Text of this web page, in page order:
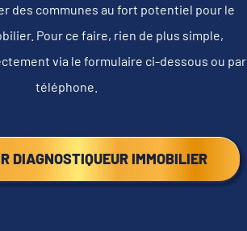
des communes au fort potentiel pour le
Pour ce faire, rien de plus simple,
via le formulaire ci-dessous ou par
téléphone.
DIAGNOSTIQUEUR IMMOBILIER